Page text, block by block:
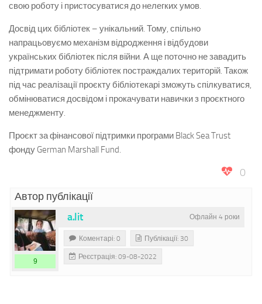
свою роботу і пристосуватися до нелегких умов.
Досвід цих бібліотек – унікальний. Тому, спільно
напрацьовуємо механізм відродження і відбудови
українських бібліотек після війни. А ще поточно не завадить
підтримати роботу бібліотек постраждалих територій. Також
під час реалізації проєкту бібліотекарі зможуть спілкуватися,
обмінюватися досвідом і прокачувати навички з проєктного
менеджменту.
Проєкт за фінансової підтримки програми Black Sea Trust
фонду German Marshall Fund.
0
Автор публікації
Офлайн 4 роки
a.lit
9
Коментарі: 0 Публікації: 30
Реєстрація: 09-08-2022